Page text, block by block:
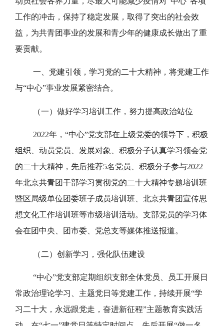
工作的冲击，保持了稳定发展，取得了突出的社会效
益，为共青团事业的发展和青少年的健康成长做出了重
要贡献。
一、党建引领，学习党的二十大精神，将党建工作
与“中心”事业发展紧密结合。
（一）做好学习培训工作，努力提高政治站位
2022年，“中心”党支部在上级党委的领导下，积极
组织、动员党员、发展对象、积极分子认真学习领会党
的二十大精神，先后推荐5名党员、积极分子参与2022
年北京共青团干部学习贯彻党的二十大精神专题培训班
暨区局级单位团委班子成员培训班、北京共青团宣传思
想文化工作培训班等市级培训活动。支部党员的学习体
会在团中央、团市委、党总支等媒体推送报道。
（二）创新学习，强化队伍建设
“中心”党支部定期组织支部全体党员、员工开展日
常政治理论学习、主题党日等党建工作，持续开展“学
习二十大，永远跟党走，奋进新征程”主题教育实践活